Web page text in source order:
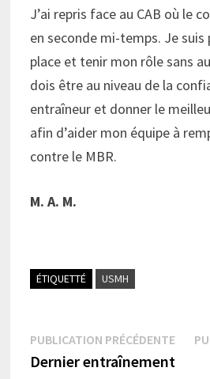
J’ai repris face au CAB où le
en seconde mi-temps. Je
place et tenir mon rôle sans
dois être au niveau de la
entraîneur et donner le
afin d’aider mon équipe à
contre le MBR.
M. A. M.
ÉTIQUETTÉ USMH
Navigation
de
PUBLICATION PRÉCÉDENTE
Dernier entraînement